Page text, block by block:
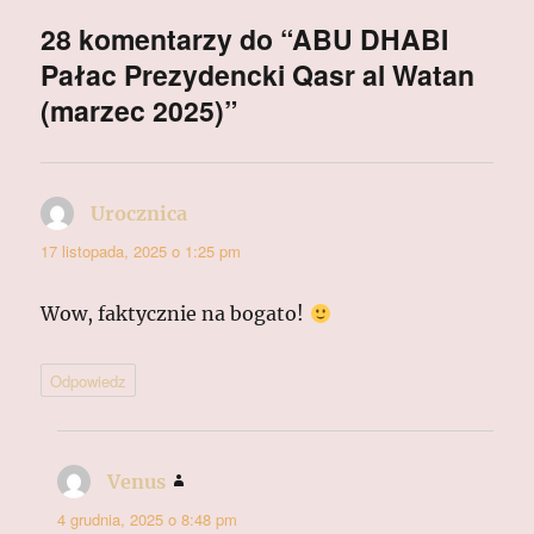
28 komentarzy do “ABU DHABI
Pałac Prezydencki Qasr al Watan
(marzec 2025)”
Urocznica
17 listopada, 2025 o 1:25 pm
Wow, faktycznie na bogato!
Odpowiedz
Venus
4 grudnia, 2025 o 8:48 pm